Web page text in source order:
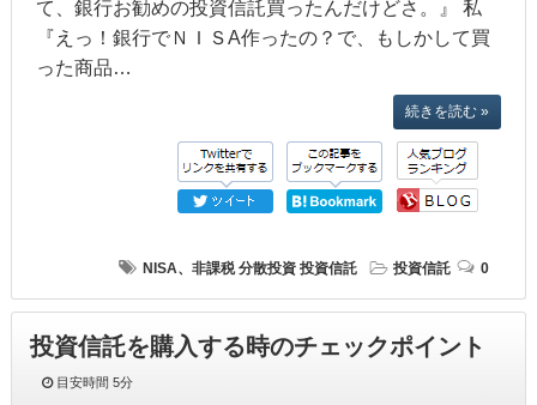
て、銀行お勧めの投資信託買ったんだけどさ。』 私
『えっ！銀行でＮＩＳA作ったの？で、もしかして買
った商品…
続きを読む »
NISA、非課税 分散投資 投資信託 投資信託 0
投資信託を購入する時のチェックポイント
目安時間5分